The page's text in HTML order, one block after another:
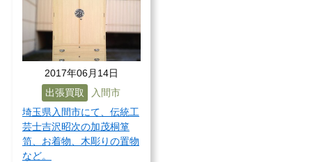
2017年06月14日
出張買取
入間市
埼玉県入間市にて、伝統工
芸士吉沢昭次の加茂桐箪
笥、お着物、木彫りの置物
など。